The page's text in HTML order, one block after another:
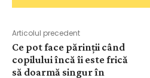
Articolul precedent
Ce pot face părinții când
copilului încă îi este frică
să doarmă singur în